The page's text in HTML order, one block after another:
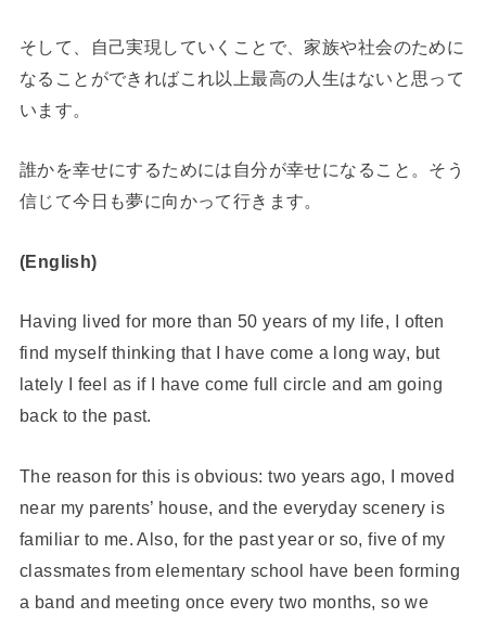
そして、自己実現していくことで、家族や社会のために
なることができればこれ以上最高の人生はないと思って
います。
誰かを幸せにするためには自分が幸せになること。そう
信じて今日も夢に向かって行きます。
(English)
Having lived for more than 50 years of my life, I often
find myself thinking that I have come a long way, but
lately I feel as if I have come full circle and am going
back to the past.
The reason for this is obvious: two years ago, I moved
near my parents’ house, and the everyday scenery is
familiar to me. Also, for the past year or so, five of my
classmates from elementary school have been forming
a band and meeting once every two months, so we